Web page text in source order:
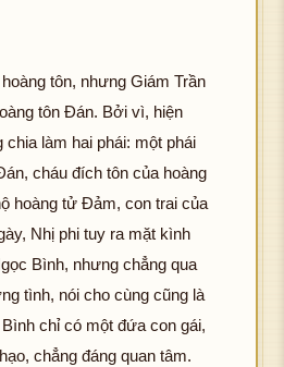
tôn, nhưng Giám Trần
tôn Đán. Bởi vì, hiện
chia làm hai phái: một phái
cháu đích tôn của hoàng
hoàng tử Đảm, con trai của
Nhị phi tuy ra mặt kình
Bình, nhưng chẳng qua
tình, nói cho cùng cũng là
chỉ có một đứa con gái,
chẳng đáng quan tâm.